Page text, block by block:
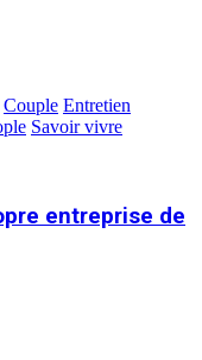
Couple Entretien
Savoir vivre
entreprise de